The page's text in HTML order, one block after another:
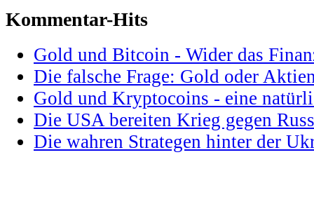
Kommentar-Hits
Gold und Bitcoin - Wider das
Die falsche Frage: Gold oder
Gold und Kryptocoins - eine
Die USA bereiten Krieg gegen
Die wahren Strategen hinter der